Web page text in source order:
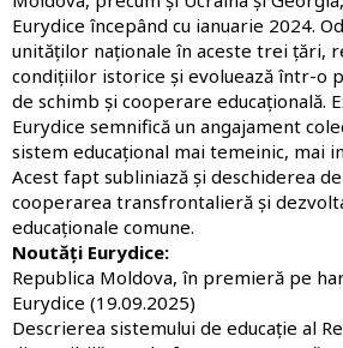
Eurydice începând cu ianuarie 2024.
unităților naționale în aceste trei țări,
condițiilor istorice și evoluează într-o
de schimb și cooperare educațională.
Eurydice semnifică un angajament
sistem educațional mai temeinic, mai
Acest fapt subliniază și deschiderea
cooperarea transfrontalieră și
educaționale comune.
Noutăți Eurydice:
Republica Moldova, în premieră pe
Eurydice (19.09.2025)
Descrierea sistemului de educație al